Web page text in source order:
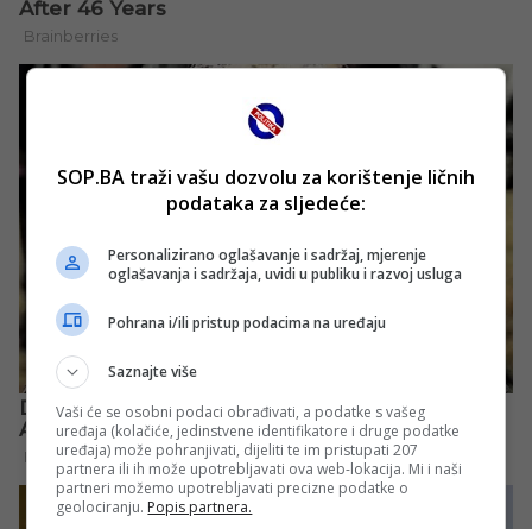
SOP.BA traži vašu dozvolu za korištenje ličnih
podataka za sljedeće:
Personalizirano oglašavanje i sadržaj, mjerenje
oglašavanja i sadržaja, uvidi u publiku i razvoj usluga
Pohrana i/ili pristup podacima na uređaju
Saznajte više
Vaši će se osobni podaci obrađivati, a podatke s vašeg
uređaja (kolačiće, jedinstvene identifikatore i druge podatke
uređaja) može pohranjivati, dijeliti te im pristupati 207
partnera ili ih može upotrebljavati ova web-lokacija. Mi i naši
partneri možemo upotrebljavati precizne podatke o
geolociranju. Popis partnera.